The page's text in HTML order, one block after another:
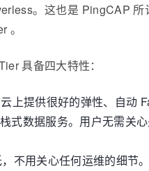
。这也是 PingCAP
。
具备四大特性：
上提供很好的弹性、自动
式数据服务。用户无需关
不用关心任何运维的细节